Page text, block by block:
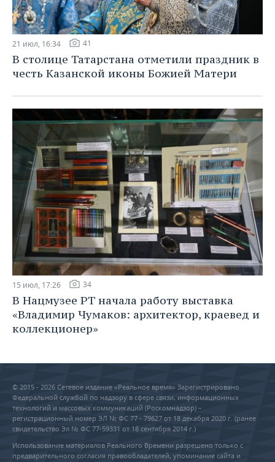
21 июл, 16:34 41
В столице Татарстана отметили праздник в
честь Казанской иконы Божией Матери
15 июл, 17:26 34
В Нацмузее РТ начала работу выставка
«Владимир Чумаков: архитектор, краевед и
коллекционер»
© 2015 - 2026 Сетевое издание «Реальное время» Зарегистрировано
Федеральной службой по надзору в сфере связи, информационных
технологий и массовых коммуникаций (Роскомнадзор) –
регистрационный номер ЭЛ № ФС 77 - 79627 от 18 декабря 2020 г. (ранее
свидетельство Эл № ФС 77-59331 от 18 сентября 2014 г.)
Использование материалов Реального Времени разрешено только с
предварительного согласия правообладателей, упоминание сайта и